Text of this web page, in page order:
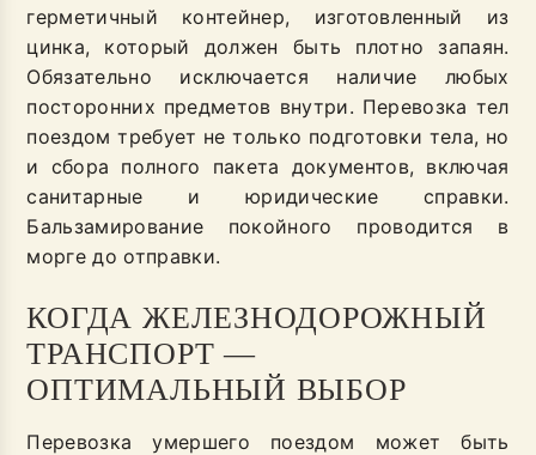
герметичный контейнер, изготовленный из
цинка, который должен быть плотно запаян.
Обязательно исключается наличие любых
посторонних предметов внутри. Перевозка тел
поездом требует не только подготовки тела, но
и сбора полного пакета документов, включая
санитарные и юридические справки.
Бальзамирование покойного проводится в
морге до отправки.
КОГДА ЖЕЛЕЗНОДОРОЖНЫЙ
ТРАНСПОРТ —
ОПТИМАЛЬНЫЙ ВЫБОР
Перевозка умершего поездом может быть